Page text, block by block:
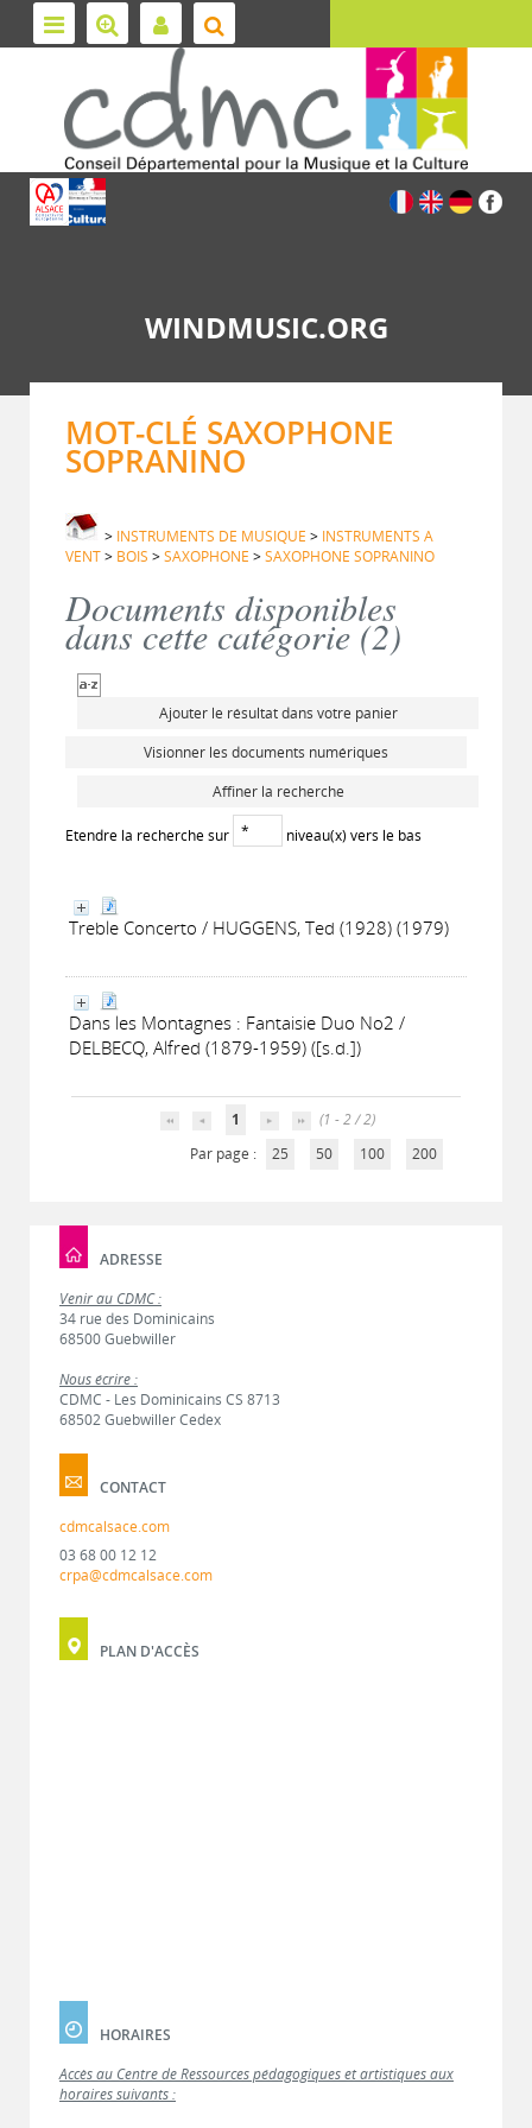
WINDMUSIC.ORG
MOT-CLÉ SAXOPHONE
SOPRANINO
> INSTRUMENTS DE MUSIQUE > INSTRUMENTS A
VENT> BOIS >SAXOPHONE >SAXOPHONE SOPRANINO
Documents disponibles
dans cette catégorie (2)
Ajouter le résultat dans votre panier
Visionner les documents numériques
Affiner la recherche
Etendre la recherche sur niveau(x) vers le bas
Treble Concerto / HUGGENS, Ted (1928) (1979)
Dans les Montagnes : Fantaisie Duo No2 /
DELBECQ, Alfred (1879-1959) ([s.d.])
1
(1 - 2 / 2)
Par page :
25 50 100 200
ADRESSE
Venir au CDMC :
34 rue des Dominicains
68500 Guebwiller
Nous écrire :
CDMC - Les Dominicains CS 8713
68502 Guebwiller Cedex
CONTACT
cdmcalsace.com
03 68 00 12 12
crpa@cdmcalsace.com
PLAN D'ACCÈS
HORAIRES
Accès au Centre de Ressources pédagogiques et artistiques aux
horaires suivants :